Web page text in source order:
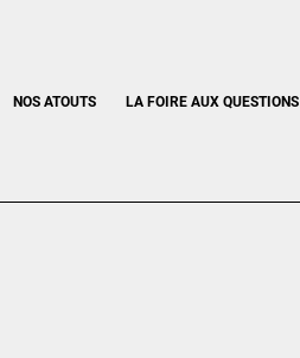
NOS ATOUTS LA FOIRE AUX QUESTIONS